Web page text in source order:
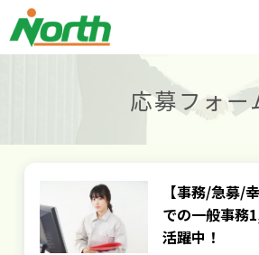
応募フォー
【事務/急募/
での一般事務
活躍中！